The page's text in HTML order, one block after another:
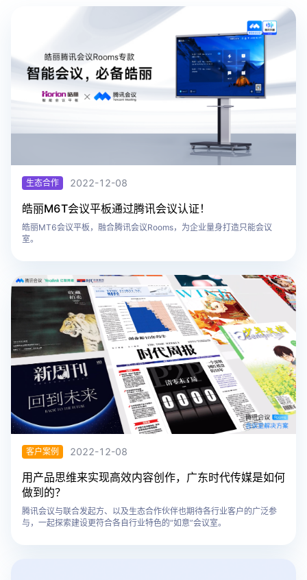
生态合作 2022-12-08
​皓丽M6T会议平板通过腾讯会议认证！
皓丽MT6会议平板，融合腾讯会议Rooms，为企业量身打造只能会议
室。
客户案例 2022-12-08
用产品思维来实现高效内容创作，广东时代传媒是如何
做到的？
腾讯会议与联合发起方、以及生态合作伙伴也期待各行业客户的广泛参
与，一起探索建设更符合各自行业特色的“如意”会议室。